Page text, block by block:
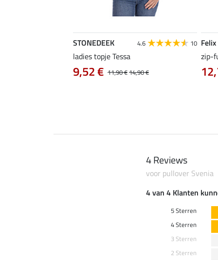
STONEDEEK 4.6 10
ladies topje Tessa
11,90 €14,90 €
9,52 €
zip-
4 Reviews
voor pullover Svenia
4 van 4 Klanten
5 Sterren
4 Sterren
3 Sterren
2 Sterren